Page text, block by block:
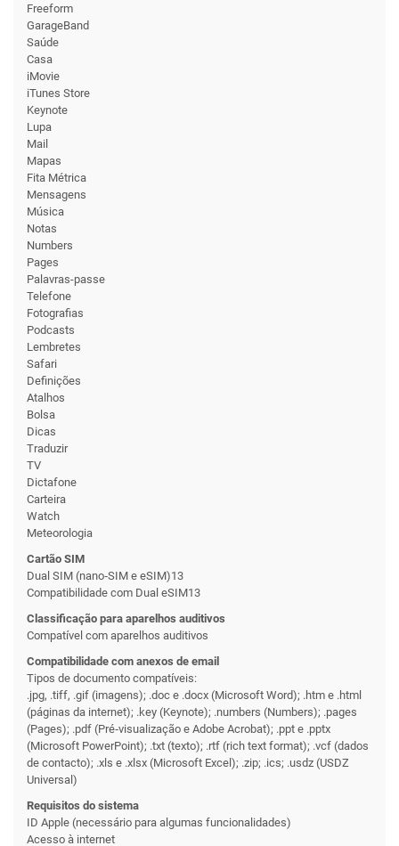
Freeform
GarageBand
Saúde
Casa
iMovie
iTunes Store
Keynote
Lupa
Mail
Mapas
Fita Métrica
Mensa­gens
Música
Notas
Numbers
Pages
Palavras-passe
Telefone
Fotografias
Podcasts
Lembretes
Safari
Definições
Atalhos
Bolsa
Dicas
Traduzir
TV
Dictafone
Carteira
Watch
Meteorologia
Cartão SIM
Dual SIM (nano‑SIM e eSIM)13
Compati­bilidade com Dual eSIM13
Classificação para aparelhos auditivos
Compatível com aparelhos auditivos
Compati­bilidade com anexos de email
Tipos de documento compatíveis:
.jpg, .tiff, .gif (imagens); .doc e .docx (Microsoft Word); .htm e .html
(páginas da internet); .key (Keynote); .numbers (Numbers); .pages
(Pages); .pdf (Pré‑visualização e Adobe Acrobat); .ppt e .pptx
(Microsoft PowerPoint); .txt (texto); .rtf (rich text format); .vcf (dados
de contacto); .xls e .xlsx (Microsoft Excel); .zip; .ics; .usdz (USDZ
Universal)
Requisitos do sistema
ID Apple (necessário para algumas funciona­lidades)
Acesso à internet